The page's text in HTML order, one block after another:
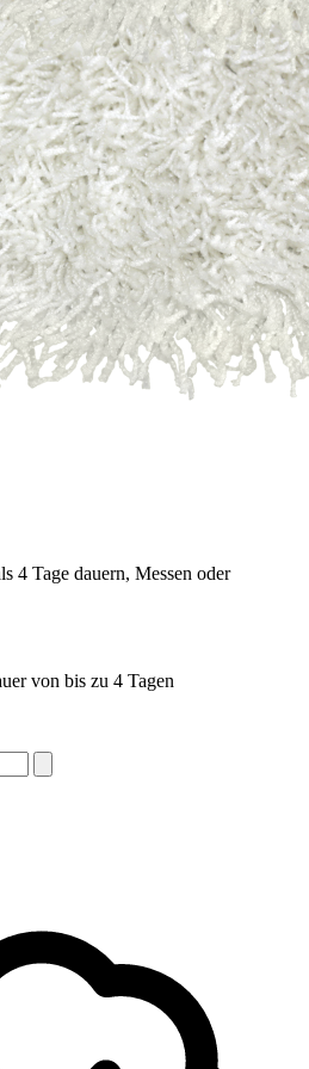
4 Tage dauern, Messen oder
von bis zu 4 Tagen